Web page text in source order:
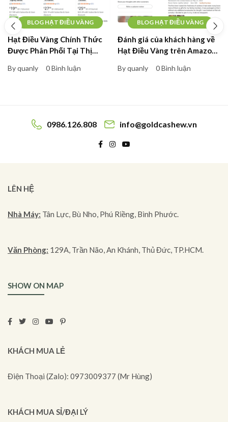
BLOG HẠT ĐIỀU VÀNG
Hạt Điều Vàng Chính Thức
Được Phân Phối Tại Thị
By quanly 0 Bình luận
BLOG HẠT ĐIỀU VÀNG
Đánh giá của khách hàng về
Hạt Điều Vàng trên Amazon
By quanly 0 Bình luận
0986.126.808 info@goldcashew.vn
LÊN HỆ
Nhà Máy: Tân Lực, Bù Nho, Phú Riềng, Bình Phước.
Văn Phòng: 129A, Trần Não, An Khánh, Thủ Đức, TP.HCM.
SHOW ON MAP
KHÁCH MUA LẺ
Điện Thoại (Zalo): 0973009377 (Mr Hùng)
KHÁCH MUA SỈ/ĐẠI LÝ